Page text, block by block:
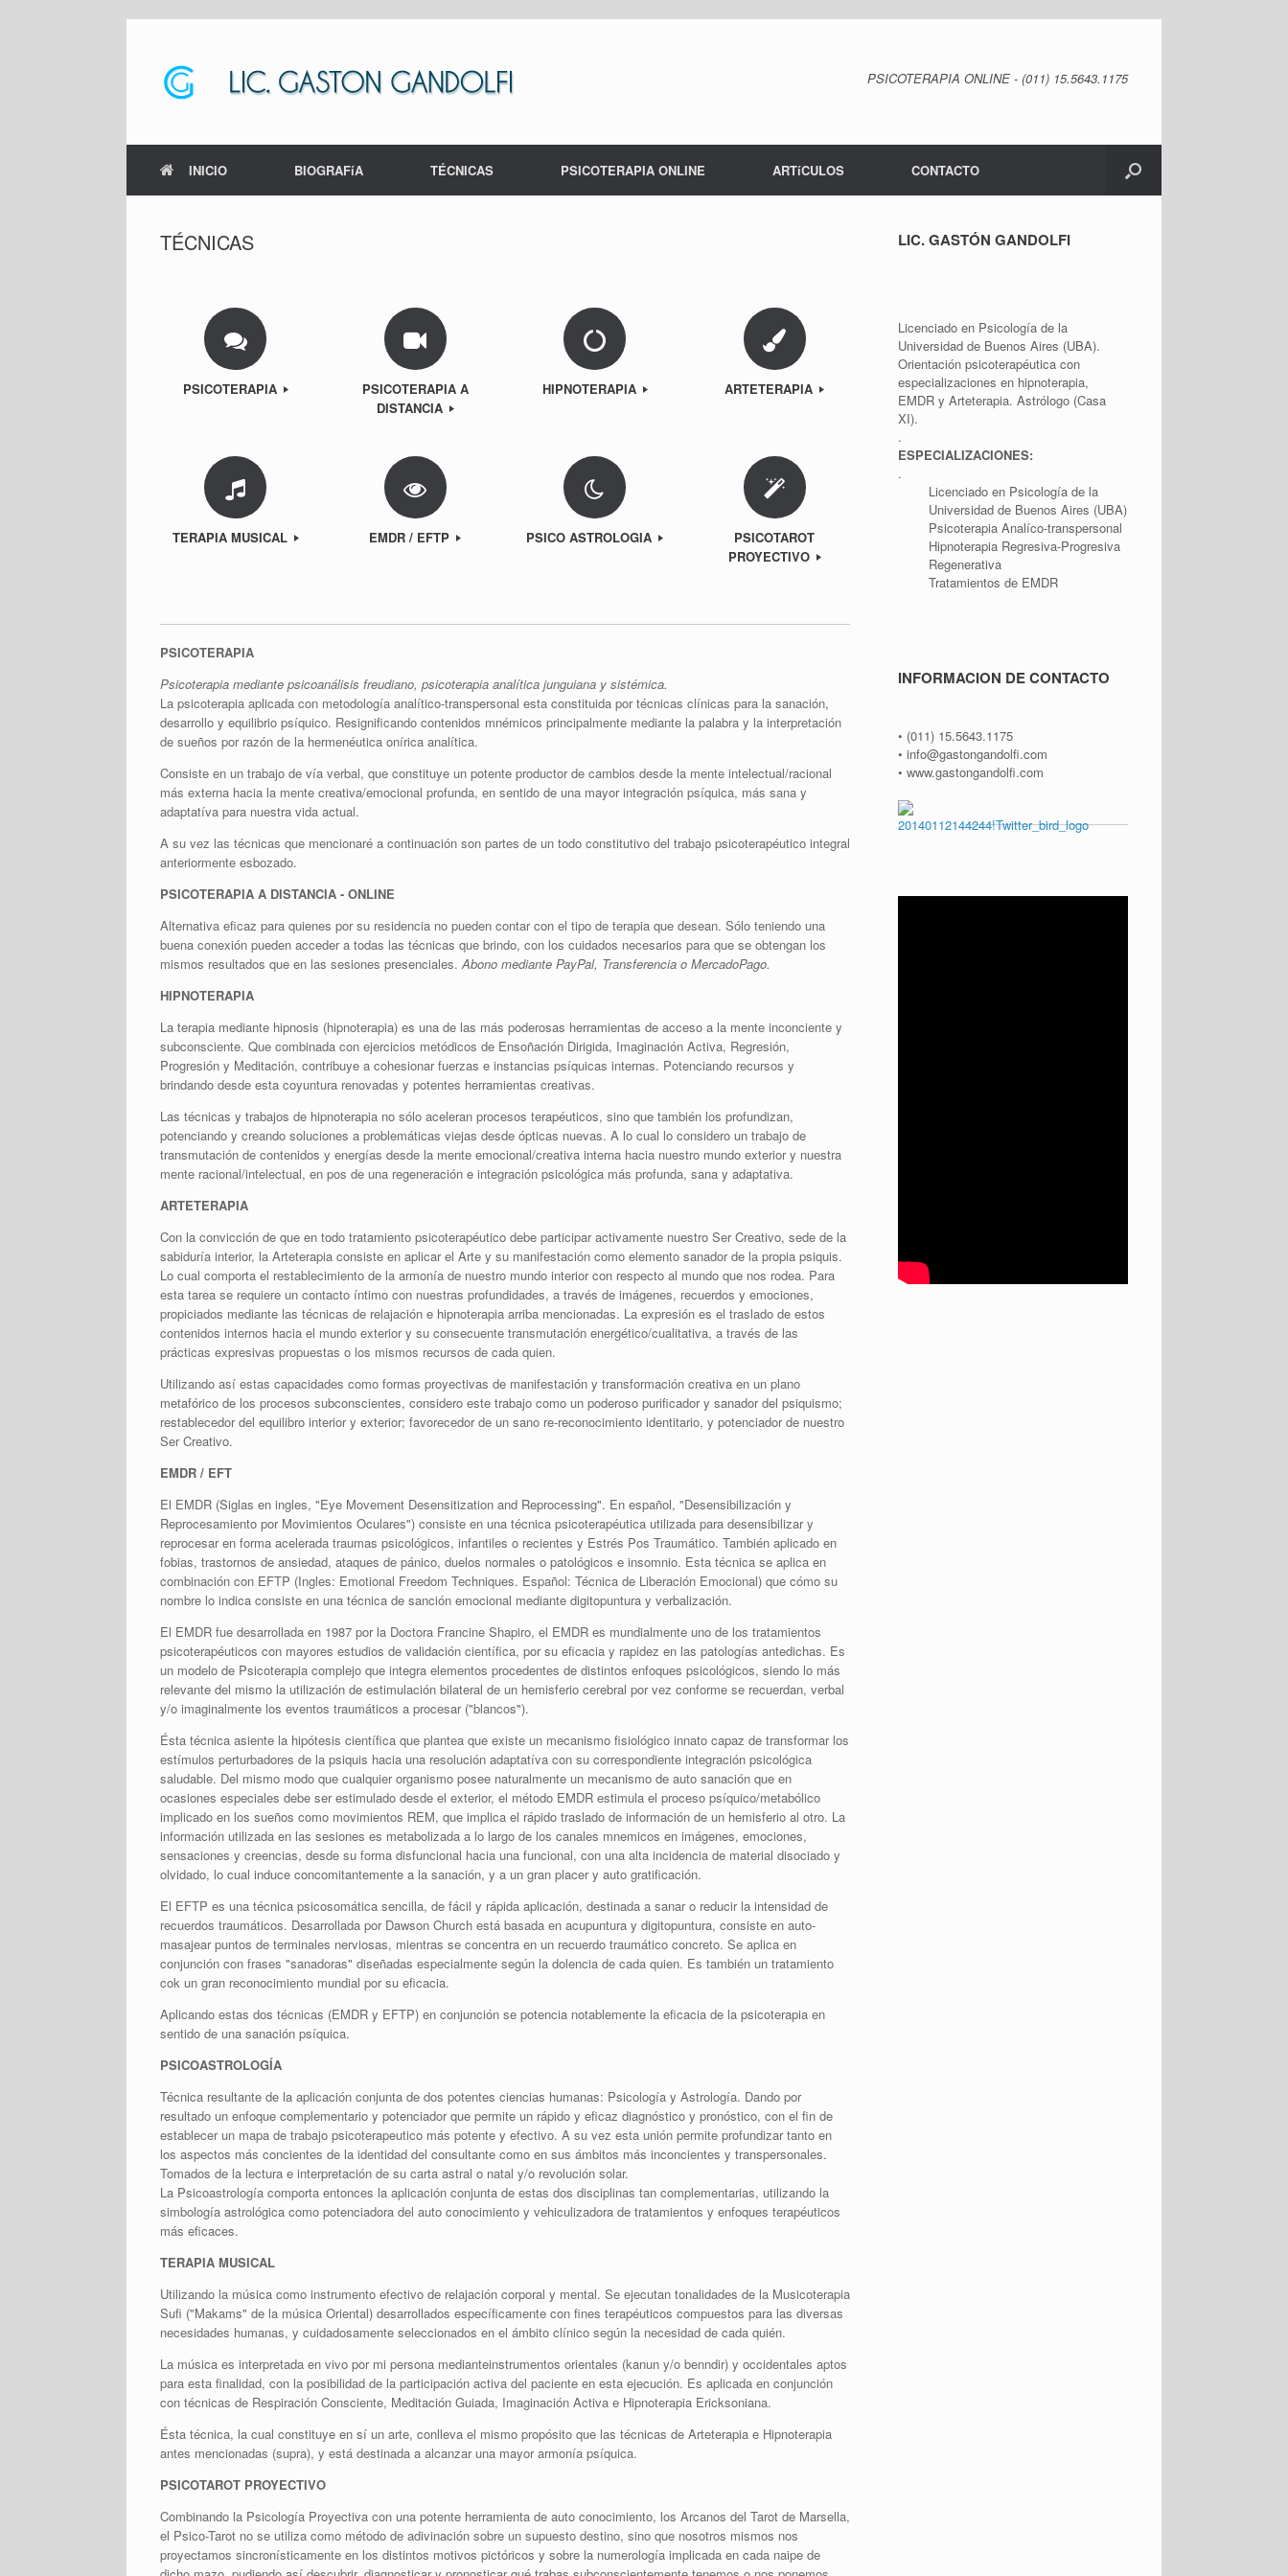
contenido
PSICOTERAPIA ONLINE - (011) 15.5643.1175
INICIO BIOGRAFíA TÉCNICAS PSICOTERAPIA ONLINE ARTíCULOS CONTACTO
TÉCNICAS
PSICOTERAPIA
PSICOTERAPIA A
DISTANCIA
HIPNOTERAPIA ARTETERAPIA
TERAPIA MUSICAL EMDR / EFTP PSICO ASTROLOGIA
PSICOTAROT
PROYECTIVO
PSICOTERAPIA
Psicoterapia mediante psicoanálisis freudiano, psicoterapia analítica junguiana y sistémica.
La psicoterapia aplicada con metodología analítico-transpersonal esta constituida por técnicas clínicas para la sanación,
desarrollo y equilibrio psíquico. Resignificando contenidos mnémicos principalmente mediante la palabra y la interpretación
de sueños por razón de la hermenéutica onírica analítica.
Consiste en un trabajo de vía verbal, que constituye un potente productor de cambios desde la mente intelectual/racional
más externa hacia la mente creativa/emocional profunda, en sentido de una mayor integración psíquica, más sana y
adaptatíva para nuestra vida actual.
A su vez las técnicas que mencionaré a continuación son partes de un todo constitutivo del trabajo psicoterapéutico integral
anteriormente esbozado.
PSICOTERAPIA A DISTANCIA - ONLINE
Alternativa eficaz para quienes por su residencia no pueden contar con el tipo de terapia que desean. Sólo teniendo una
buena conexión pueden acceder a todas las técnicas que brindo, con los cuidados necesarios para que se obtengan los
mismos resultados que en las sesiones presenciales.Abono mediante PayPal, Transferencia o MercadoPago.
HIPNOTERAPIA
La terapia mediante hipnosis (hipnoterapia) es una de las más poderosas herramientas de acceso a la mente inconciente y
subconsciente. Que combinada con ejercicios metódicos de Ensoñación Dirigida, Imaginación Activa, Regresión,
Progresión y Meditación, contribuye a cohesionar fuerzas e instancias psíquicas internas. Potenciando recursos y
brindando desde esta coyuntura renovadas y potentes herramientas creativas.
Las técnicas y trabajos de hipnoterapia no sólo aceleran procesos terapéuticos, sino que también los profundizan,
potenciando y creando soluciones a problemáticas viejas desde ópticas nuevas. A lo cual lo considero un trabajo de
transmutación de contenidos y energías desde la mente emocional/creativa interna hacia nuestro mundo exterior y nuestra
mente racional/intelectual, en pos de una regeneración e integración psicológica más profunda, sana y adaptativa.
ARTETERAPIA
Con la convicción de que en todo tratamiento psicoterapéutico debe participar activamente nuestro Ser Creativo, sede de la
sabiduría interior, la Arteterapia consiste en aplicar el Arte y su manifestación como elemento sanador de la propia psiquis.
Lo cual comporta el restablecimiento de la armonía de nuestro mundo interior con respecto al mundo que nos rodea. Para
esta tarea se requiere un contacto íntimo con nuestras profundidades, a través de imágenes, recuerdos y emociones,
propiciados mediante las técnicas de relajación e hipnoterapia arriba mencionadas. La expresión es el traslado de estos
contenidos internos hacia el mundo exterior y su consecuente transmutación energético/cualitativa, a través de las
prácticas expresivas propuestas o los mismos recursos de cada quien.
Utilizando así estas capacidades como formas proyectivas de manifestación y transformación creativa en un plano
metafórico de los procesos subconscientes, considero este trabajo como un poderoso purificador y sanador del psiquismo;
restablecedor del equilibro interior y exterior; favorecedor de un sano re-reconocimiento identitario, y potenciador de nuestro
Ser Creativo.
EMDR / EFT
El EMDR (Siglas en ingles, "Eye Movement Desensitization and Reprocessing". En español, "Desensibilización y
Reprocesamiento por Movimientos Oculares") consiste en una técnica psicoterapéutica utilizada para desensibilizar y
reprocesar en forma acelerada traumas psicológicos, infantiles o recientes y Estrés Pos Traumático. También aplicado en
fobias, trastornos de ansiedad, ataques de pánico, duelos normales o patológicos e insomnio. Esta técnica se aplica en
combinación con EFTP (Ingles: Emotional Freedom Techniques. Español: Técnica de Liberación Emocional) que cómo su
nombre lo indica consiste en una técnica de sanción emocional mediante digitopuntura y verbalización.
El EMDR fue desarrollada en 1987 por la Doctora Francine Shapiro, el EMDR es mundialmente uno de los tratamientos
psicoterapéuticos con mayores estudios de validación científica, por su eficacia y rapidez en las patologías antedichas. Es
un modelo de Psicoterapia complejo que integra elementos procedentes de distintos enfoques psicológicos, siendo lo más
relevante del mismo la utilización de estimulación bilateral de un hemisferio cerebral por vez conforme se recuerdan, verbal
y/o imaginalmente los eventos traumáticos a procesar ("blancos").
Ésta técnica asiente la hipótesis científica que plantea que existe un mecanismo fisiológico innato capaz de transformar los
estímulos perturbadores de la psiquis hacia una resolución adaptatíva con su correspondiente integración psicológica
saludable. Del mismo modo que cualquier organismo posee naturalmente un mecanismo de auto sanación que en
ocasiones especiales debe ser estimulado desde el exterior, el método EMDR estimula el proceso psíquico/metabólico
implicado en los sueños como movimientos REM, que implica el rápido traslado de información de un hemisferio al otro. La
información utilizada en las sesiones es metabolizada a lo largo de los canales mnemicos en imágenes, emociones,
sensaciones y creencias, desde su forma disfuncional hacia una funcional, con una alta incidencia de material disociado y
olvidado, lo cual induce concomitantemente a la sanación, y a un gran placer y auto gratificación.
El EFTP es una técnica psicosomática sencilla, de fácil y rápida aplicación, destinada a sanar o reducir la intensidad de
recuerdos traumáticos. Desarrollada por Dawson Church está basada en acupuntura y digitopuntura, consiste en auto-
masajear puntos de terminales nerviosas, mientras se concentra en un recuerdo traumático concreto. Se aplica en
conjunción con frases "sanadoras" diseñadas especialmente según la dolencia de cada quien. Es también un tratamiento
cok un gran reconocimiento mundial por su eficacia.
Aplicando estas dos técnicas (EMDR y EFTP) en conjunción se potencia notablemente la eficacia de la psicoterapia en
sentido de una sanación psíquica.
PSICOASTROLOGÍA
Técnica resultante de la aplicación conjunta de dos potentes ciencias humanas: Psicología y Astrología. Dando por
resultado un enfoque complementario y potenciador que permite un rápido y eficaz diagnóstico y pronóstico, con el fin de
establecer un mapa de trabajo psicoterapeutico más potente y efectivo. A su vez esta unión permite profundizar tanto en
los aspectos más concientes de la identidad del consultante como en sus ámbitos más inconcientes y transpersonales.
Tomados de la lectura e interpretación de su carta astral o natal y/o revolución solar.
La Psicoastrología comporta entonces la aplicación conjunta de estas dos disciplinas tan complementarias, utilizando la
simbología astrológica como potenciadora del auto conocimiento y vehiculizadora de tratamientos y enfoques terapéuticos
más eficaces.
TERAPIA MUSICAL
Utilizando la música como instrumento efectivo de relajación corporal y mental. Se ejecutan tonalidades de la Musicoterapia
Sufi ("Makams" de la música Oriental) desarrollados específicamente con fines terapéuticos compuestos para las diversas
necesidades humanas, y cuidadosamente seleccionados en el ámbito clínico según la necesidad de cada quién.
La música es interpretada en vivo por mi persona medianteinstrumentos orientales (kanun y/o benndir) y occidentales aptos
para esta finalidad, con la posibilidad de la participación activa del paciente en esta ejecución. Es aplicada en conjunción
con técnicas de Respiración Consciente, Meditación Guiada, Imaginación Activa e Hipnoterapia Ericksoniana.
Ésta técnica, la cual constituye en sí un arte, conlleva el mismo propósito que las técnicas de Arteterapia e Hipnoterapia
antes mencionadas (supra), y está destinada a alcanzar una mayor armonía psíquica.
PSICOTAROT PROYECTIVO
Combinando la Psicología Proyectiva con una potente herramienta de auto conocimiento, los Arcanos del Tarot de Marsella,
el Psico-Tarot no se utiliza como método de adivinación sobre un supuesto destino, sino que nosotros mismos nos
proyectamos sincronísticamente en los distintos motivos pictóricos y sobre la numerología implicada en cada naipe de
LIC. GASTÓN GANDOLFI
Licenciado en Psicología de la
Universidad de Buenos Aires (UBA).
Orientación psicoterapéutica con
especializaciones en hipnoterapia,
EMDR y Arteterapia. Astrólogo (Casa
XI).
.
ESPECIALIZACIONES:
.
Licenciado en Psicología de la
Universidad de Buenos Aires (UBA)
Psicoterapia Analíco-transpersonal
Hipnoterapia Regresiva-Progresiva
Regenerativa
Tratamientos de EMDR
INFORMACION DE CONTACTO
• (011) 15.5643.1175
• info@gastongandolfi.com
• www.gastongandolfi.com